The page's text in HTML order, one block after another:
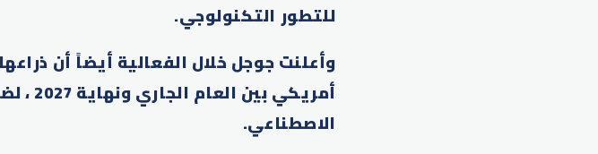
للتطور التكنولوجي.
الاصطناعي.